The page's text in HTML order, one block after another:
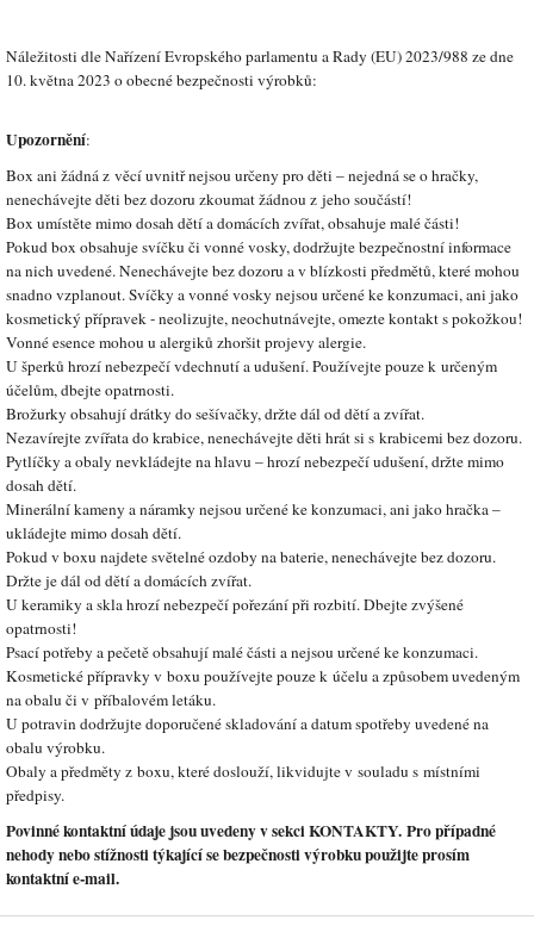
Náležitosti dle Nařízení Evropského parlamentu a Rady (EU) 2023/988 ze dne
10. května 2023 o obecné bezpečnosti výrobků:
Upozornění:
Box ani žádná z věcí uvnitř nejsou určeny pro děti – nejedná se o hračky,
nenechávejte děti bez dozoru zkoumat žádnou z jeho součástí!
Box umístěte mimo dosah dětí a domácích zvířat, obsahuje malé části!
Pokud box obsahuje svíčku či vonné vosky, dodržujte bezpečnostní informace
na nich uvedené. Nenechávejte bez dozoru a v blízkosti předmětů, které mohou
snadno vzplanout. Svíčky a vonné vosky nejsou určené ke konzumaci, ani jako
kosmetický přípravek - neolizujte, neochutnávejte, omezte kontakt s pokožkou!
Vonné esence mohou u alergiků zhoršit projevy alergie.
U šperků hrozí nebezpečí vdechnutí a udušení. Používejte pouze k určeným
účelům, dbejte opatrnosti.
Brožurky obsahují drátky do sešívačky, držte dál od dětí a zvířat.
Nezavírejte zvířata do krabice, nenechávejte děti hrát si s krabicemi bez dozoru.
Pytlíčky a obaly nevkládejte na hlavu – hrozí nebezpečí udušení, držte mimo
dosah dětí.
Minerální kameny a náramky nejsou určené ke konzumaci, ani jako hračka –
ukládejte mimo dosah dětí.
Pokud v boxu najdete světelné ozdoby na baterie, nenechávejte bez dozoru.
Držte je dál od dětí a domácích zvířat.
U keramiky a skla hrozí nebezpečí pořezání při rozbití. Dbejte zvýšené
opatrnosti!
Psací potřeby a pečetě obsahují malé části a nejsou určené ke konzumaci.
Kosmetické přípravky v boxu používejte pouze k účelu a způsobem uvedeným
na obalu či v příbalovém letáku.
U potravin dodržujte doporučené skladování a datum spotřeby uvedené na
obalu výrobku.
Obaly a předměty z boxu, které doslouží, likvidujte v souladu s místními
předpisy.
Povinné kontaktní údaje jsou uvedeny v sekci KONTAKTY. Pro případné
nehody nebo stížnosti týkající se bezpečnosti výrobku použijte prosím
kontaktní e-mail.